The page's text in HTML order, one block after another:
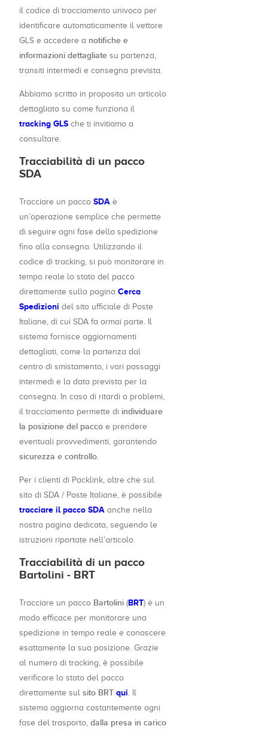
il codice di tracciamento univoco per
identificare automaticamente il vettore
GLS e accedere a notifiche e
informazioni dettagliate su partenza,
transiti intermedi e consegna prevista.
Abbiamo scritto in proposito un articolo
dettagliato su come funziona il
tracking GLS che ti invitiamo a
consultare.
Tracciabilità di un pacco
SDA
Tracciare un pacco SDA è
un’operazione semplice che permette
di seguire ogni fase della spedizione
fino alla consegna. Utilizzando il
codice di tracking, si può monitorare in
tempo reale lo stato del pacco
direttamente sulla pagina Cerca
Spedizioni del sito ufficiale di Poste
Italiane, di cui SDA fa ormai parte. Il
sistema fornisce aggiornamenti
dettagliati, come la partenza dal
centro di smistamento, i vari passaggi
intermedi e la data prevista per la
consegna. In caso di ritardi o problemi,
il tracciamento permette di individuare
la posizione del pacco e prendere
eventuali provvedimenti, garantendo
sicurezza e controllo.
Per i clienti di Packlink, oltre che sul
sito di SDA / Poste Italiane, è possibile
tracciare il pacco SDA anche nella
nostra pagina dedicata, seguendo le
istruzioni riportate nell’articolo.
Tracciabilità di un pacco
Bartolini - BRT
Tracciare un pacco Bartolini (BRT) è un
modo efficace per monitorare una
spedizione in tempo reale e conoscere
esattamente la sua posizione. Grazie
al numero di tracking, è possibile
verificare lo stato del pacco
direttamente sul sito BRT qui. Il
sistema aggiorna costantemente ogni
fase del trasporto, dalla presa in carico